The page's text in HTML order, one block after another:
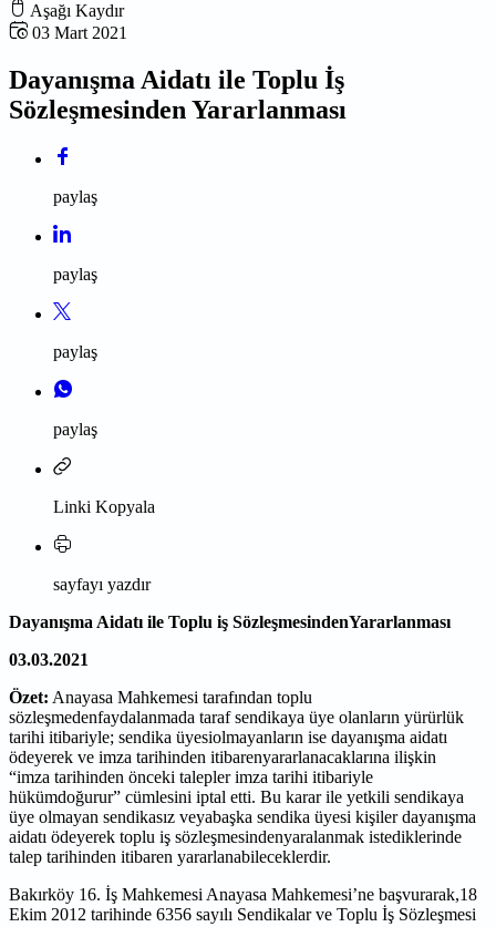
Aşağı Kaydır
03 Mart 2021
Dayanışma Aidatı ile Toplu İş
Sözleşmesinden Yararlanması
paylaş
paylaş
paylaş
paylaş
Linki Kopyala
sayfayı yazdır
Dayanışma Aidatı ile Toplu iş SözleşmesindenYararlanması
03.03.2021
Özet: Anayasa Mahkemesi tarafından toplu
sözleşmedenfaydalanmada taraf sendikaya üye olanların yürürlük
tarihi itibariyle; sendika üyesiolmayanların ise dayanışma aidatı
ödeyerek ve imza tarihinden itibarenyararlanacaklarına ilişkin
“imza tarihinden önceki talepler imza tarihi itibariyle
hükümdoğurur” cümlesini iptal etti. Bu karar ile yetkili sendikaya
üye olmayan sendikasız veyabaşka sendika üyesi kişiler dayanışma
aidatı ödeyerek toplu iş sözleşmesindenyaralanmak istediklerinde
talep tarihinden itibaren yararlanabileceklerdir.
Bakırköy 16. İş Mahkemesi Anayasa Mahkemesi’ne başvurarak,18
Ekim 2012 tarihinde 6356 sayılı Sendikalar ve Toplu İş Sözleşmesi